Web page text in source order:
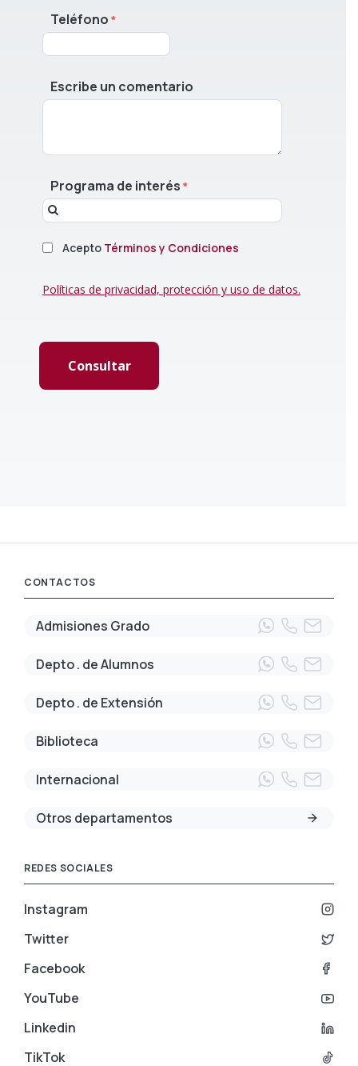
Teléfono
Escribe un comentario
Programa de interés
Acepto Términos y Condiciones
Políticas de privacidad, protección y uso de datos.
CONTACTOS
Admisiones Grado
Depto . de Alumnos
Depto . de Extensión
Biblioteca
Internacional
Otros departamentos
REDES SOCIALES
Instagram
Twitter
Facebook
YouTube
Linkedin
TikTok